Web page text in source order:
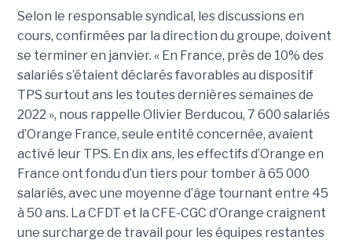
Selon le responsable syndical, les discussions en
cours, confirmées par la direction du groupe, doivent
se terminer en janvier. « En France, près de 10% des
salariés s’étaient déclarés favorables au dispositif
TPS surtout ans les toutes dernières semaines de
2022 », nous rappelle Olivier Berducou, 7 600 salariés
d’Orange France, seule entité concernée, avaient
activé leur TPS. En dix ans, les effectifs d’Orange en
France ont fondu d’un tiers pour tomber à 65 000
salariés, avec une moyenne d’âge tournant entre 45
à 50 ans. La CFDT et la CFE-CGC d’Orange craignent
une surcharge de travail pour les équipes restantes